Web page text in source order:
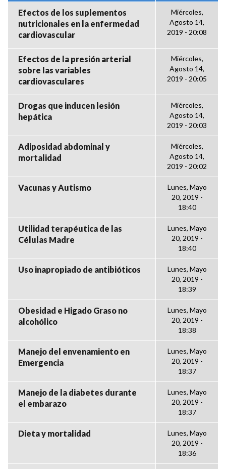
Efectos de los suplementos
nutricionales en la enfermedad
cardiovascular
Miércoles,
Agosto 14,
2019 - 20:08
Efectos de la presión arterial
sobre las variables
cardiovasculares
Miércoles,
Agosto 14,
2019 - 20:05
Drogas que inducen lesión
hepática
Miércoles,
Agosto 14,
2019 - 20:03
Adiposidad abdominal y
mortalidad
Miércoles,
Agosto 14,
2019 - 20:02
Vacunas y Autismo
Lunes, Mayo
20, 2019 -
18:40
Utilidad terapéutica de las
Células Madre
Lunes, Mayo
20, 2019 -
18:40
Uso inapropiado de antibióticos
Lunes, Mayo
20, 2019 -
18:39
Obesidad e Higado Graso no
alcohólico
Lunes, Mayo
20, 2019 -
18:38
Manejo del envenamiento en
Emergencia
Lunes, Mayo
20, 2019 -
18:37
Manejo de la diabetes durante
el embarazo
Lunes, Mayo
20, 2019 -
18:37
Dieta y mortalidad
Lunes, Mayo
20, 2019 -
18:36